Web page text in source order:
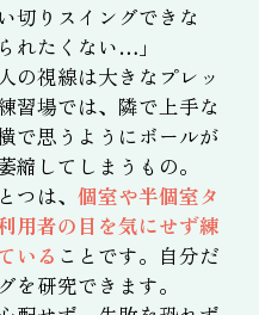
切りスイングできな
れたくない…」
の視線は大きなプレッ
習場では、隣で上手な
で思うようにボールが
してしまうもの。
つは、 個室や半個室タ
用者の目を気にせず練
いる ことです。自分だ
を研究できます。